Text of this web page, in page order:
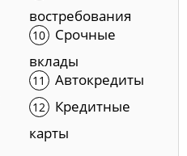
востребования
Срочные
вклады
Автокредиты
Кредитные
карты